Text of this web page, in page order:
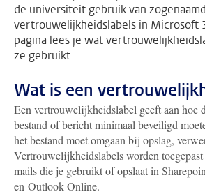
de universiteit gebruik van
vertrouwelijkheidslabels in Microsoft
pagina lees je wat
ze gebruikt.
Wat is een
Een vertrouwelijkheidslabel geeft aan hoe
bestand of bericht minimaal beveiligd
het bestand moet omgaan bij opslag,
Vertrouwelijkheidslabels worden toegepast
mails die je gebruikt of opslaat in
en Outlook Online.